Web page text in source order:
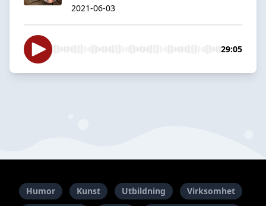
2021-06-03
29:05
Humor Kunst Utbildning
Virksomhet